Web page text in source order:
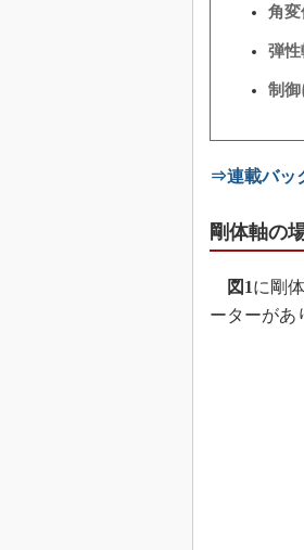
角変
弾性
制御
⇒連載バッ
剛体軸の
図1に剛
ーターがあ